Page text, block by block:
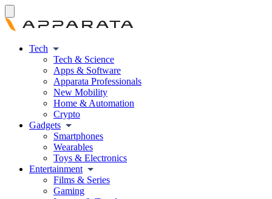
Tech
Tech & Science
Apps & Software
Apparata Professionals
New Mobility
Home & Automation
Crypto
Gadgets
Smartphones
Wearables
Toys & Electronics
Entertainment
Films & Series
Gaming